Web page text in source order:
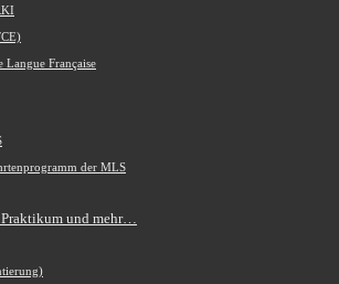
Langue Française
der MLS
und mehr…